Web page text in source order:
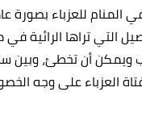
المنام للعزباء بصورة
التي تراها الرائية
أن تخطئ، وبين
العزباء على وجه